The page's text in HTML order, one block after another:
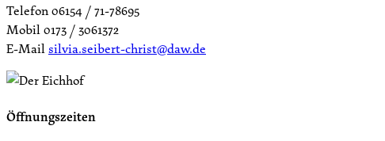
Telefon 06154 / 71-78695
Mobil 0173 / 3061372
E-Mailsilvia.seibert-christ@daw.de
Öffnungszeiten